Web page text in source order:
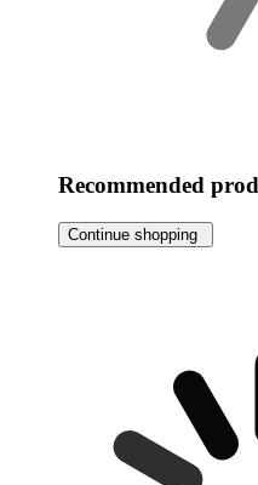
Recommended
Continue shopping